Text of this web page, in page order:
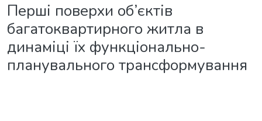
Перші поверхи об’єктів
багатоквартирного житла в
динаміці їх функціонально-
планувального трансформування